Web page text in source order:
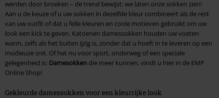
werden door broeken – de trend bewijst: we laten onze sokken zien!
Aan u de keuze of u uw sokken in dezelfde kleur combineert als de rest
van uw outfit of dat u felle kleuren en coole motieven gebruikt om uw
look een kick te geven. Katoenen damessokken houden uw voeten
warm, zelfs als het buiten ijzig is, zonder dat u hoeft in te leveren op een
modieuze snit. Of het nu voor sport, onderweg of een speciale
gelegenheid is: Damesokken die meer kunnen, vindt u hier in de EMP
Online Shop!
Gekleurde damessokken voor een kleurrijke look